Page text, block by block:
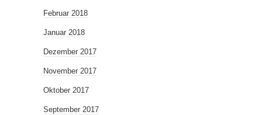
Februar 2018
Januar 2018
Dezember 2017
November 2017
Oktober 2017
September 2017